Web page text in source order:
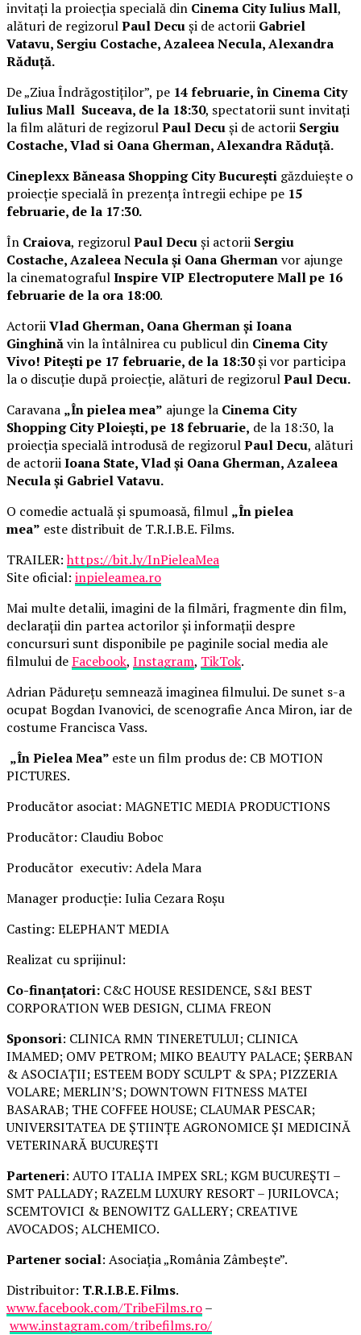
invitați la proiecția specială din Cinema City Iulius Mall,
alături de regizorulPaul Decuși de actorii Gabriel
Vatavu, Sergiu Costache, Azaleea Necula, Alexandra
Răduță.
De „Ziua Îndrăgostiților”, pe 14 februarie, în Cinema City
Iulius Mall Suceava, de la 18:30, spectatorii sunt invitați
la film alături de regizorulPaul Decuși de actorii Sergiu
Costache, Vlad si Oana Gherman, Alexandra Răduță.
Cineplexx Băneasa Shopping City București găzduiește o
proiecție specială în prezența întregii echipe pe 15
februarie, de la 17:30.
În Craiova, regizorulPaul Decuși actorii Sergiu
Costache, Azaleea Necula și Oana Ghermanvor ajunge
la cinematografulInspire VIP Electroputere Mall pe 16
februarie de la ora 18:00.
ActoriiVlad Gherman, Oana Gherman și Ioana
Ginghinăvin la întâlnirea cu publicul din Cinema City
Vivo! Pitești pe 17 februarie, de la 18:30și vor participa
la o discuție după proiecție, alături de regizorulPaul Decu.
Caravana „În pielea mea” ajunge la Cinema City
Shopping City Ploiești, pe 18 februarie, de la 18:30, la
proiecția specială introdusă de regizorulPaul Decu, alături
de actoriiIoana State, Vlad și Oana Gherman, Azaleea
Necula și Gabriel Vatavu.
O comedie actuală și spumoasă, filmul „În pielea
mea” este distribuit de T.R.I.B.E. Films.
TRAILER:https://bit.ly/InPieleaMea
Site oficial: inpieleamea.ro
Mai multe detalii, imagini de la filmări, fragmente din film,
declarații din partea actorilor și informații despre
concursuri sunt disponibile pe paginile social media ale
filmului de Facebook, Instagram, TikTok.
Adrian Pădurețu semnează imaginea filmului. De sunet s-a
ocupat Bogdan Ivanovici, de scenografie Anca Miron, iar de
costume Francisca Vass.
„În Pielea Mea” este un film produs de: CB MOTION
PICTURES.
Producător asociat: MAGNETIC MEDIA PRODUCTIONS
Producător: Claudiu Boboc
Producător executiv: Adela Mara
Manager producție: Iulia Cezara Roșu
Casting: ELEPHANT MEDIA
Realizat cu sprijinul:
Co-finanțatori: C&C HOUSE RESIDENCE, S&I BEST
CORPORATION WEB DESIGN, CLIMA FREON
Sponsori: CLINICA RMN TINERETULUI; CLINICA
IMAMED; OMV PETROM; MIKO BEAUTY PALACE; ȘERBAN
& ASOCIAȚII; ESTEEM BODY SCULPT & SPA; PIZZERIA
VOLARE; MERLIN’S; DOWNTOWN FITNESS MATEI
BASARAB; THE COFFEE HOUSE; CLAUMAR PESCAR;
UNIVERSITATEA DE ȘTIINȚE AGRONOMICE ȘI MEDICINĂ
VETERINARĂ BUCUREȘTI
Parteneri: AUTO ITALIA IMPEX SRL; KGM BUCUREȘTI –
SMT PALLADY; RAZELM LUXURY RESORT – JURILOVCA;
SCEMTOVICI & BENOWITZ GALLERY; CREATIVE
AVOCADOS; ALCHEMICO.
Partener social: Asociația „România Zâmbește”.
Distribuitor: T.R.I.B.E. Films.
www.facebook.com/TribeFilms.ro–
www.instagram.com/tribefilms.ro/